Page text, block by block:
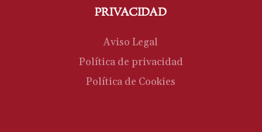
PRIVACIDAD
Aviso Legal
Política de privacidad
Política de Cookies